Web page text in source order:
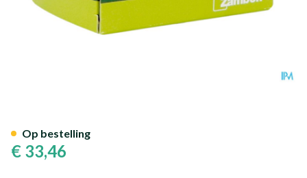
€ 33,46
Op bestelling